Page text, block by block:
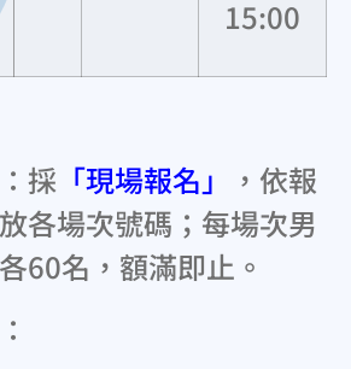
15:00
採 「現場報名」
，依報
各場次號碼；每場次男
60名，額滿即止。